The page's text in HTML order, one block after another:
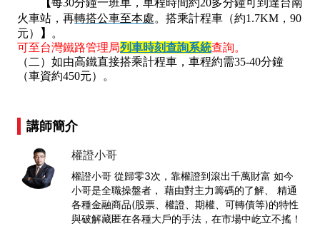
【每30分鐘一班車，車程時間約20多分鐘可到達台南
火車站，再轉搭公車至本處。 搭乘計程車（約1.7KM，90
元）
】
。
可至台灣鐵路管理局列車時刻查詢系統查詢。
（二）如由高鐵直接搭乘計程車，車程約需35-40分鐘
（車資約450元）。
講師簡介
權證小哥
權證小哥 從歸零3次，靠權證到滾出千萬財富 如今
小哥是全職操盤者， 藉由對主力籌碼的了解、 精通
各種金融商品(股票、權證、期權、可轉債等)的特性
與破解藏匿在各種大戶的手法，在市場中屹立不搖！